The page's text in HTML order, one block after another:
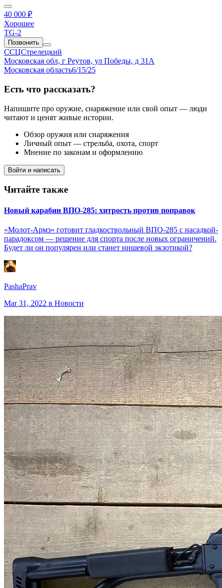
40 000 ₽
Хорошее
TG-2
Позвонить
ССЦСтрелецкий
Московская обл, г Реутов, ул Победы, д 31А
Московская область6/15/25
Есть что рассказать?
Напишите про оружие, снаряжение или свой опыт — люди
читают и ценят живые истории.
Обзор оружия или снаряжения
Личный опыт — стрельба, охота, спорт
Мнение по законам и оформлению
Войти и написать
Читайте также
Новый карабин ВПО-285: хитрость против поправок
«Молот-Армз» готовит гладкоствольный ВПО-285 с насадкой-
парадоксом — решение для спорта после новых ограничений.
Будет ли он популярен или станет нишевой экзотикой?
PashaPrav
Mar 31, 2022 в Новости